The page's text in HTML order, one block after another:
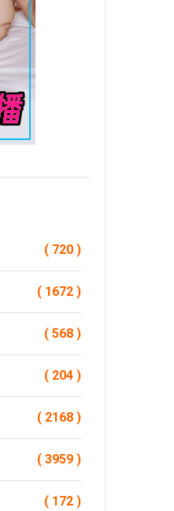
( 720 )
( 1672 )
( 568 )
( 204 )
( 2168 )
( 3959 )
( 172 )